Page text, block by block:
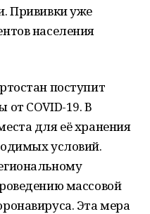
Прививки уже
населения
поступит
от COVID-19. В
для её хранения
условий.
массовой
Эта мера